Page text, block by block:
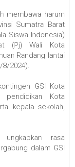
membawa harum
Sumatra Barat
Siswa Indonesia)
(Pj) Wali Kota
Randang lantai
8/2024).
GSI Kota
pendidikan Kota
kepala sekolah,
ungkapkan rasa
dalam GSI